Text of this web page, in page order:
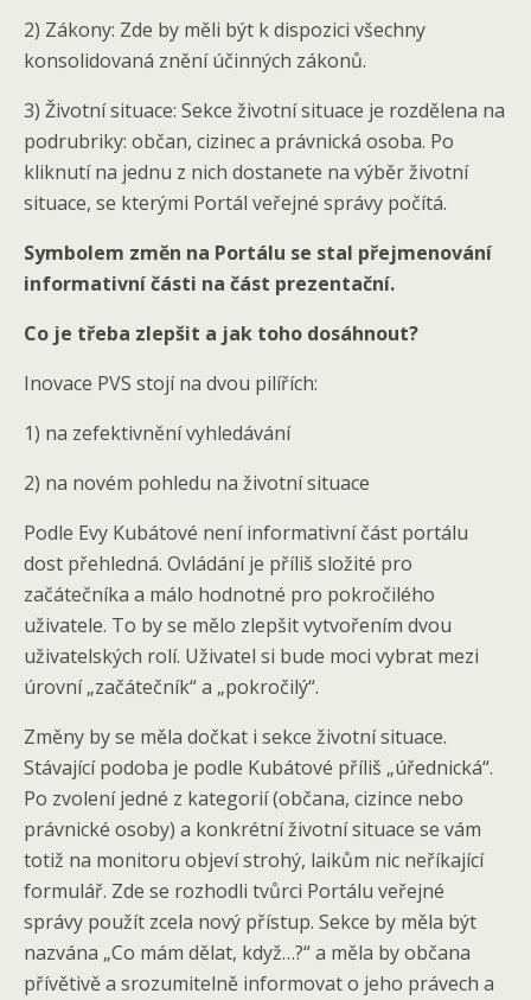
2) Zákony: Zde by měli být k dispozici všechny
konsolidovaná znění účinných zákonů.
3) Životní situace: Sekce životní situace je rozdělena na
podrubriky: občan, cizinec a právnická osoba. Po
kliknutí na jednu z nich dostanete na výběr životní
situace, se kterými Portál veřejné správy počítá.
Symbolem změn na Portálu se stal přejmenování
informativní části na část prezentační.
Co je třeba zlepšit a jak toho dosáhnout?
Inovace PVS stojí na dvou pilířích:
1) na zefektivnění vyhledávání
2) na novém pohledu na životní situace
Podle Evy Kubátové není informativní část portálu
dost přehledná. Ovládání je příliš složité pro
začátečníka a málo hodnotné pro pokročilého
uživatele. To by se mělo zlepšit vytvořením dvou
uživatelských rolí. Uživatel si bude moci vybrat mezi
úrovní „začátečník“ a „pokročilý“.
Změny by se měla dočkat i sekce životní situace.
Stávající podoba je podle Kubátové příliš „úřednická“.
Po zvolení jedné z kategorií (občana, cizince nebo
právnické osoby) a konkrétní životní situace se vám
totiž na monitoru objeví strohý, laikům nic neříkající
formulář. Zde se rozhodli tvůrci Portálu veřejné
správy použít zcela nový přístup. Sekce by měla být
nazvána „Co mám dělat, když…?“ a měla by občana
přívětivě a srozumitelně informovat o jeho právech a